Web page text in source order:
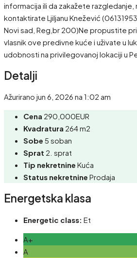
informacija ili da zakažete razgledanje,
kontaktirate Ljiljanu Knežević
Novi sad, Reg,br 200)Ne propustite
vlasnik ove predivne kuće i uživate u
udobnosti na privilegovanoj lokaciji u
Detalji
Ažurirano jun 6, 2026 na 1:02 am
Cena 290,000EUR
Kvadratura 264 m2
Sobe 5 soban
Sprat 2. sprat
Tip nekretnine Kuća
Status nekretnine Prodaja
Energetska klasa
Energetic class: Et
A+
A